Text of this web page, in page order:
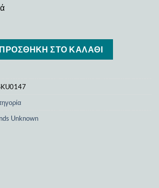
ποσότητα
ΠΡΟΣΘΉΚΗ ΣΤΟ ΚΑΛΆΘΙ
Unknown